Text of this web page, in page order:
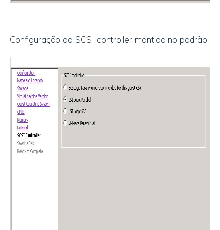
Configuração do SCSI controller mantida no padrão: